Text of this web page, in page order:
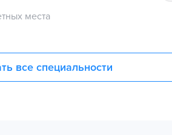
места
все специальности